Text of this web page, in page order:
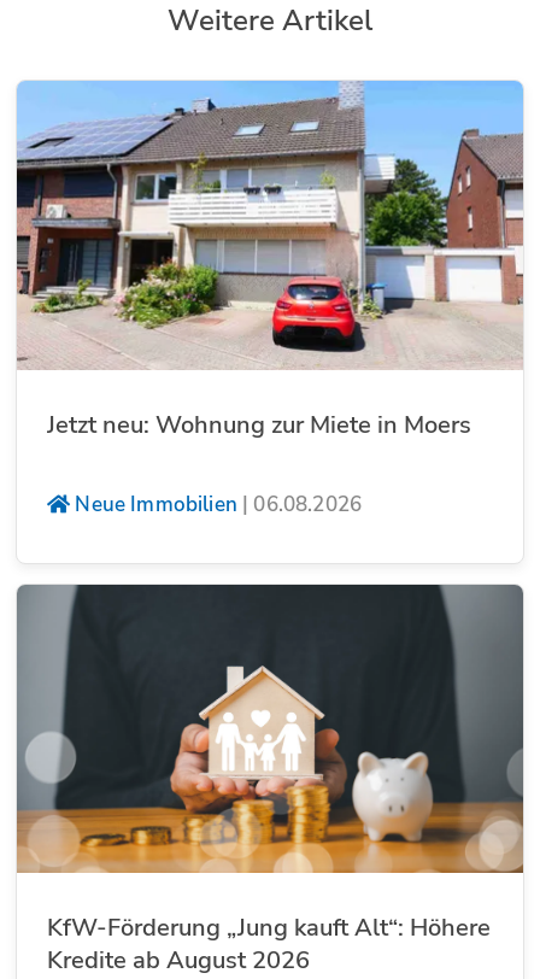
Weitere Artikel
Jetzt neu: Wohnung zur Miete in Moers
Neue Immobilien | 06.08.2026
KfW-Förderung „Jung kauft Alt“: Höhere
Kredite ab August 2026